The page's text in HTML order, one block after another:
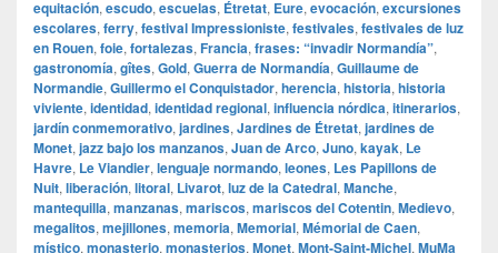
equitación, escudo, escuelas, Étretat, Eure, evocación, excursiones
escolares, ferry, festival Impressioniste, festivales, festivales de luz
en Rouen, foie, fortalezas, Francia, frases: “invadir Normandía”,
gastronomía, gîtes, Gold, Guerra de Normandía, Guillaume de
Normandie, Guillermo el Conquistador, herencia, historia, historia
viviente, identidad, identidad regional, influencia nórdica, itinerarios,
jardín conmemorativo, jardines, Jardines de Étretat, jardines de
Monet, jazz bajo los manzanos, Juan de Arco, Juno, kayak, Le
Havre, Le Viandier, lenguaje normando, leones, Les Papillons de
Nuit, liberación, litoral, Livarot, luz de la Catedral, Manche,
mantequilla, manzanas, mariscos, mariscos del Cotentin, Medievo,
megalitos, mejillones, memoria, Memorial, Mémorial de Caen,
místico, monasterio, monasterios, Monet, Mont‑Saint‑Michel, MuMa